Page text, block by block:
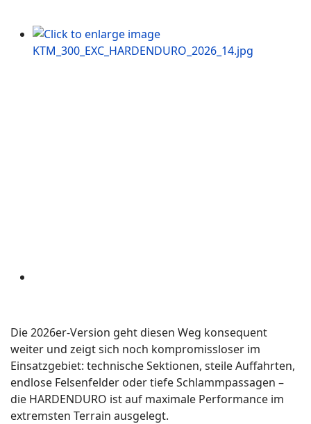
Die 2026er-Version geht diesen Weg konsequent
weiter und zeigt sich noch kompromissloser im
Einsatzgebiet: technische Sektionen, steile Auffahrten,
endlose Felsenfelder oder tiefe Schlammpassagen –
die HARDENDURO ist auf maximale Performance im
extremsten Terrain ausgelegt.